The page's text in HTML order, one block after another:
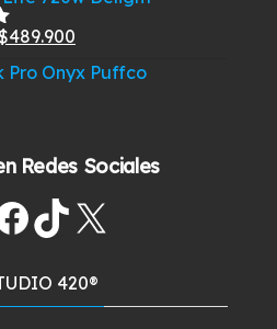
actual
es:
$219.900.
El489.900
precio
Pro Onyx Puffco
Redes Sociales
TikTok
X
420®